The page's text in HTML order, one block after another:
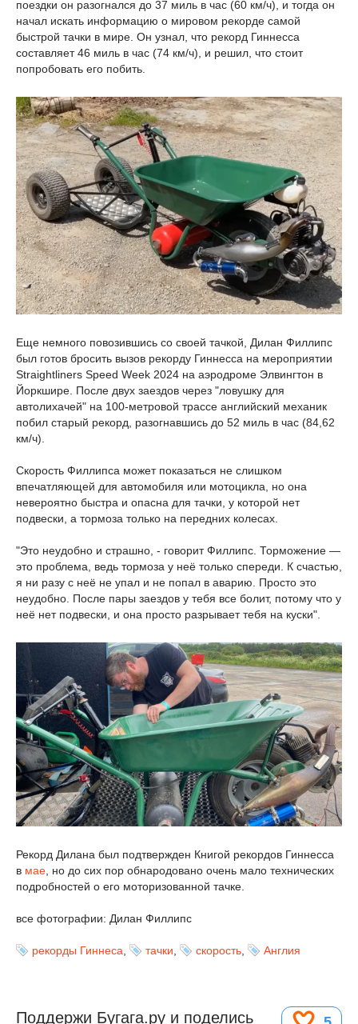
поездки он разогнался до 37 миль в час (60 км/ч), и тогда он
начал искать информацию о мировом рекорде самой
быстрой тачки в мире. Он узнал, что рекорд Гиннесса
составляет 46 миль в час (74 км/ч), и решил, что стоит
попробовать его побить.
Еще немного повозившись со своей тачкой, Дилан Филлипс
был готов бросить вызов рекорду Гиннесса на мероприятии
Straightliners Speed Week 2024 на аэродроме Элвингтон в
Йоркшире. После двух заездов через "ловушку для
автолихачей" на 100-метровой трассе английский механик
побил старый рекорд, разогнавшись до 52 миль в час (84,62
км/ч).
Скорость Филлипса может показаться не слишком
впечатляющей для автомобиля или мотоцикла, но она
невероятно быстра и опасна для тачки, у которой нет
подвески, а тормоза только на передних колесах.
"Это неудобно и страшно, - говорит Филлипс. Торможение —
это проблема, ведь тормоза у неё только спереди. К счастью,
я ни разу с неё не упал и не попал в аварию. Просто это
неудобно. После пары заездов у тебя все болит, потому что у
неё нет подвески, и она просто разрывает тебя на куски".
Рекорд Дилана был подтвержден Книгой рекордов Гиннесса
в мае , но до сих пор обнародовано очень мало технических
подробностей о его моторизованной тачке.
все фотографии: Дилан Филлипс
рекорды Гиннеса тачки скорость Англия
Поддержи Бугага.ру и поделись